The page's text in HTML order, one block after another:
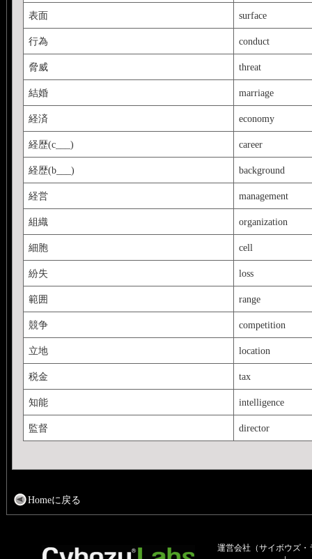
表面 surface
行為 conduct
脅威 threat
結婚 marriage
経済 economy
経歴(c___) career
経歴(b___) background
経営 management
組織 organization
細胞 cell
紛失 loss
範囲 range
競争 competition
立地 location
税金 tax
知能 intelligence
監督 director
Homeに戻る
運営会社（サイボウズ・